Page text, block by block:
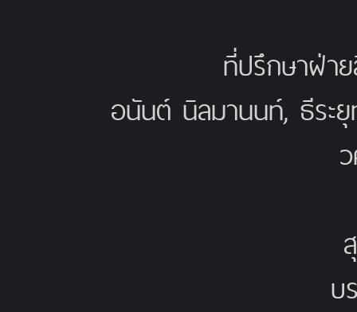
ที่ปรึกษาฝ่า
อนันต์ นิลมานนท์, ธีร
บ